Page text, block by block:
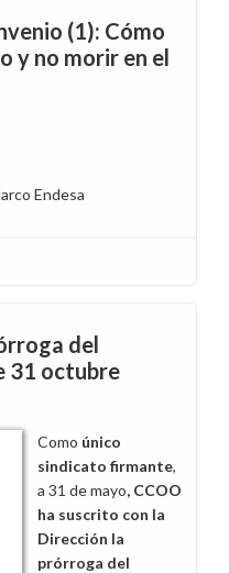
(1): Cómo
y no morir en el
Endesa
del
31 octubre
Como único
sindicato firmante,
a 31 de mayo, CCOO
ha suscrito con la
Dirección la
prórroga del